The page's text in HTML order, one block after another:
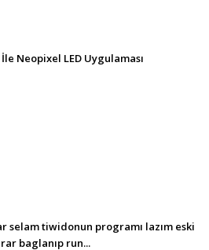
Neopixel LED Uygulaması
selam tiwidonun programı lazım eski
baglanıp run...